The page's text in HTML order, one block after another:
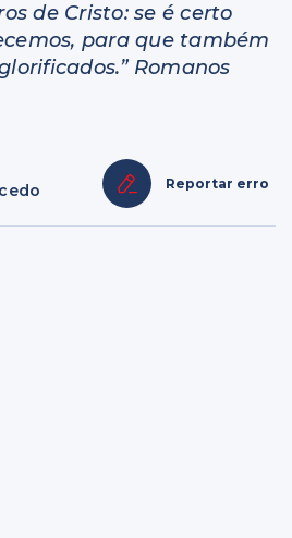
de Cristo: se é certo
para que também
Romanos
Reportar erro